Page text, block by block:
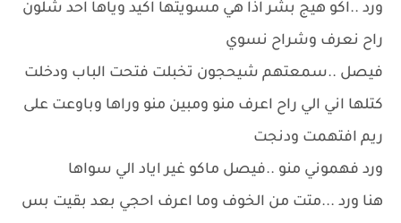
ورد ..اكو هيج بشر اذا هي مسويتها اكيد وياها احد شلون
راح نعرف وشراح نسوي
فيصل ..سمعتهم شيحجون تخبلت فتحت الباب ودخلت
كتلها اني الي راح اعرف منو ومبين منو وراها وباوعت على
ريم افتهمت ودنجت
ورد فهموني منو ..فيصل ماكو غير اياد الي سواها
هنا ورد ...متت من الخوف وما اعرف احجي بعد بقيت بس